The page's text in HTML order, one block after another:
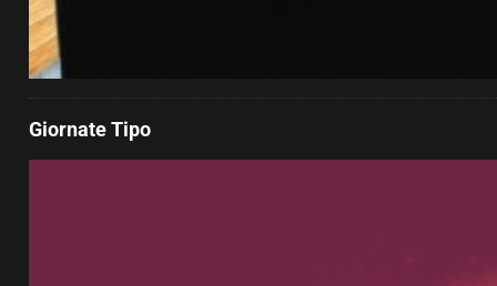
Giornate Tipo